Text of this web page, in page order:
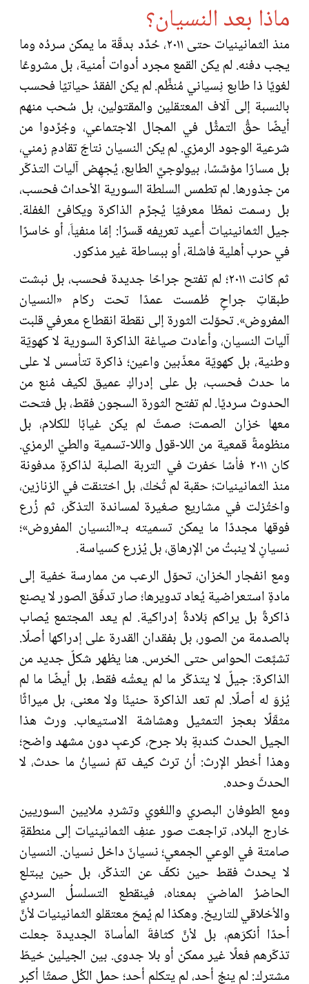
ماذا بعد النسيان؟
منذ الثمانينيات حتى ٢٠١١، حُدِّد بدقّة ما يمكن سردُه وما
يجب دفنه. لم يكن القمع مجرد أدوات أمنية، بل مشروعًا
لغويًا ذا طابع نِسياني مُنظَّم. لم يكن الفقدُ حياتيًا فحسب
بالنسبة إلى آلاف المعتقلين والمقتولين، بل سُحب منهم
أيضًا حقُّ التمثُّل في المجال الاجتماعي، وجُرِّدوا من
شرعية الوجود الرمزي. لم يكن النسيان نتاجَ تقادمٍ زمني،
بل مسارًا مؤسَّسًا، بيولوجيَّ الطابع، يُجهِض آليات التذكّر
من جذورها. لم تطمس السلطة السورية الأحداث فحسب،
بل رسمت نمطًا معرفيًا يُجرِّم الذاكرة ويكافئ الغفلة.
جيل الثمانينيات أُعيد تعريفه قسرًا: إمّا منفيَاَ، أو خاسرًا
في حرب أهلية فاشلة، أو ببساطة غير مذكور.
ثم كانت ٢٠١١؛ لم تفتح جراحًا جديدة فحسب، بل نبشت
طبقاتِ جراحٍ طُمست عمدًا تحت ركام «النسيان
المفروض». تحوّلت الثورة إلى نقطة انقطاع معرفي قلبت
آليات النسيان، وأعادت صياغة الذاكرة السورية لا كهويّة
وطنية، بل كهويّة معذّبين واعين؛ ذاكرة تتأسس لا على
ما حدث فحسب، بل على إدراكٍ عميق لكيف مُنع من
الحدوث سرديًا. لم تفتح الثورة السجون فقط، بل فتحت
معها خزان الصمت؛ صمتٌ لم يكن غيابًا للكلام، بل
منظومةً قمعية من اللا-قول واللا-تسمية والطيّ الرمزي.
كان ٢٠١١ فأسًا حَفرت في التربة الصلبة لذاكرةٍ مدفونة
منذ الثمانينيات؛ حقبة لم تُحْكَ، بل اختنقت في الزنازين،
واختُزلت في مشاريع صغيرة لمساندة التذكّر، ثم زُرع
فوقها مجددًا ما يمكن تسميته بـ«النسيان المفروض»؛
نسيانٍ لا ينبتُ من الإرهاق، بل يُزرع كسياسة.
ومع انفجار الخزان، تحوّل الرعب من ممارسة خفية إلى
مادةٍ استعراضية يُعاد تدويرها؛ صار تدفّق الصور لا يصنع
ذاكرةً بل يراكم بَلادةً إدراكية. لم يعد المجتمع يُصاب
بالصدمة من الصور، بل بفقدان القدرة على إدراكها أصلًا.
تشبَّعت الحواس حتى الخرس. هنا يظهر شكلٌ جديد من
الذاكرة: جيلٌ لا يتذكّر ما لم يعشْه فقط، بل أيضًا ما لم
يُرْوَ له أصلًا. لم تعد الذاكرة حنينًا ولا معنى، بل ميراثًا
مثقّلًا بعجز التمثيل وهشاشة الاستيعاب. ورث هذا
الجيل الحدث كندبةٍ بلا جرح، كرعبٍ دون مشهد واضح؛
وهذا أخطر الإرث: أنْ ترث كيف تمّ نسيانُ ما حدث، لا
الحدثَ وحده.
ومع الطوفان البصري واللغوي وتشردِ ملايين السوريين
خارج البلاد، تراجعت صور عنفِ الثمانينيات إلى منطقةٍ
صامتة في الوعي الجمعي؛ نسيانٌ داخل نسيان. النسيان
لا يحدث فقط حين نكفّ عن التذكّر، بل حين يبتلع
الحاضرُ الماضيَ بمعناه، فينقطع التسلسلُ السردي
والأخلاقي للتاريخ. وهكذا لم يُمحَ معتقلو الثمانينيات لأنَّ
أحدًا أنكرَهم، بل لأنَّ كثافةَ المأساة الجديدة جعلت
تذكّرهم فعلًا غير ممكن أو بلا جدوى. بين الجيلين خيطٌ
مشترك: لم ينجُ أحد، لم يتكلم أحد؛ حمل الكُل صمتًا أكبر